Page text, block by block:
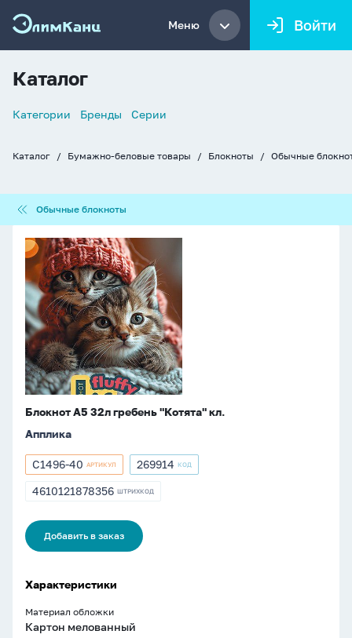
Меню Войти
Каталог
Список
Категории Бренды Серии
Каталог Бумажно-беловые товары Блокноты Обычные
блокноты
Обычные блокноты
Блокнот
А5
32л
гребень
"Котята"
кл.
Блокнот А5 32л гребень "Котята" кл.
Апплика
Артикул
С1496-
С1496-40 АРТИКУЛ
Артикул
269914
269914 КОД
ШТРИХКОД
4610121878356 ШТРИХКОД
Добавить в заказ
Характеристики
Материал обложки
Картон мелованный